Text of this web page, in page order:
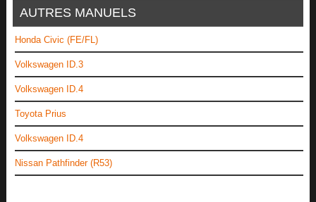
AUTRES MANUELS
Honda Civic (FE/FL)
Volkswagen ID.3
Volkswagen ID.4
Toyota Prius
Volkswagen ID.4
Nissan Pathfinder (R53)